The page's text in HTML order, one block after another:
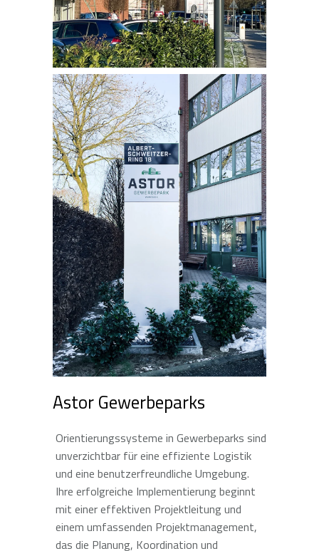
Astor Gewerbeparks
Orientierungssysteme in Gewerbeparks sind
unverzichtbar für eine effiziente Logistik
und eine benutzerfreundliche Umgebung.
Ihre erfolgreiche Implementierung beginnt
mit einer effektiven Projektleitung und
einem umfassenden Projektmanagement,
das die Planung, Koordination und